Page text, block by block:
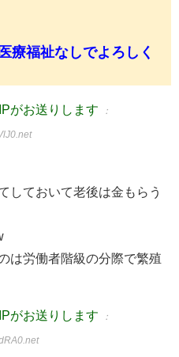
療福祉なしでよろしく
がお送りします ：
しておいて老後は金もらう
は労働者階級の分際で繁殖
がお送りします ：